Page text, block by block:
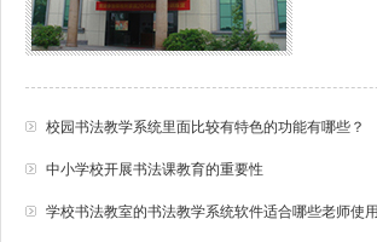
校园书法教学系统里面比较有特色的功能有哪些？
中小学校开展书法课教育的重要性
学校书法教室的书法教学系统软件适合哪些老师使用